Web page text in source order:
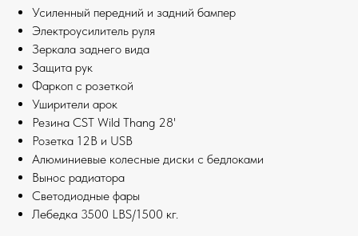
Усиленный передний и задний бампер
Электроусилитель руля
Зеркала заднего вида
Защита рук
Фаркоп с розеткой
Уширители арок
Резина CST Wild Thang 28'
Розетка 12В и USB
Алюминиевые колесные диски с бедлоками
Вынос радиатора
Светодиодные фары
Лебедка 3500 LBS/1500 кг.